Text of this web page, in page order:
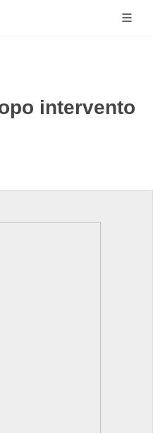
intervento